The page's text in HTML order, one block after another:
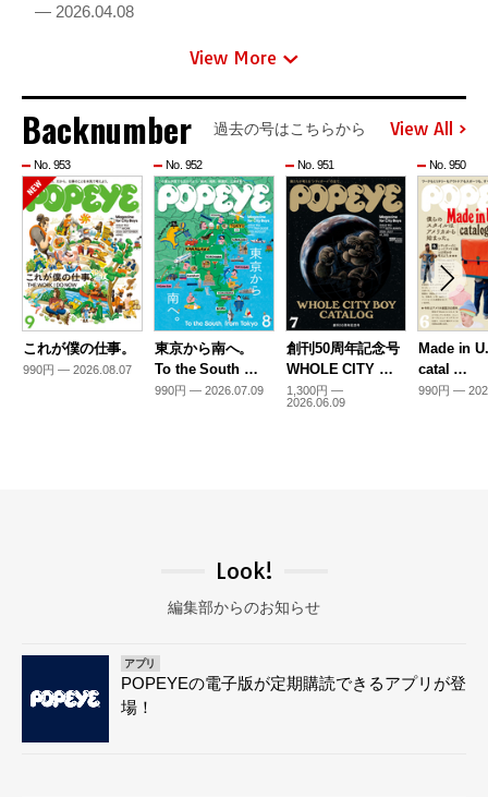
— 2026.04.08
View More
Backnumber 過去の号はこちらから View All
No. 953
これが僕の仕事。
990円 — 2026.08.07
No. 952
東京から南へ。
To the South …
990円 — 2026.07.09
No. 951
創刊50周年記念号
WHOLE CITY …
1,300円 —
2026.06.09
No. 950
Made in
catal …
990円 —
Look!
編集部からのお知らせ
アプリ
POPEYEの電子版が定期購読できるアプリが登
場！